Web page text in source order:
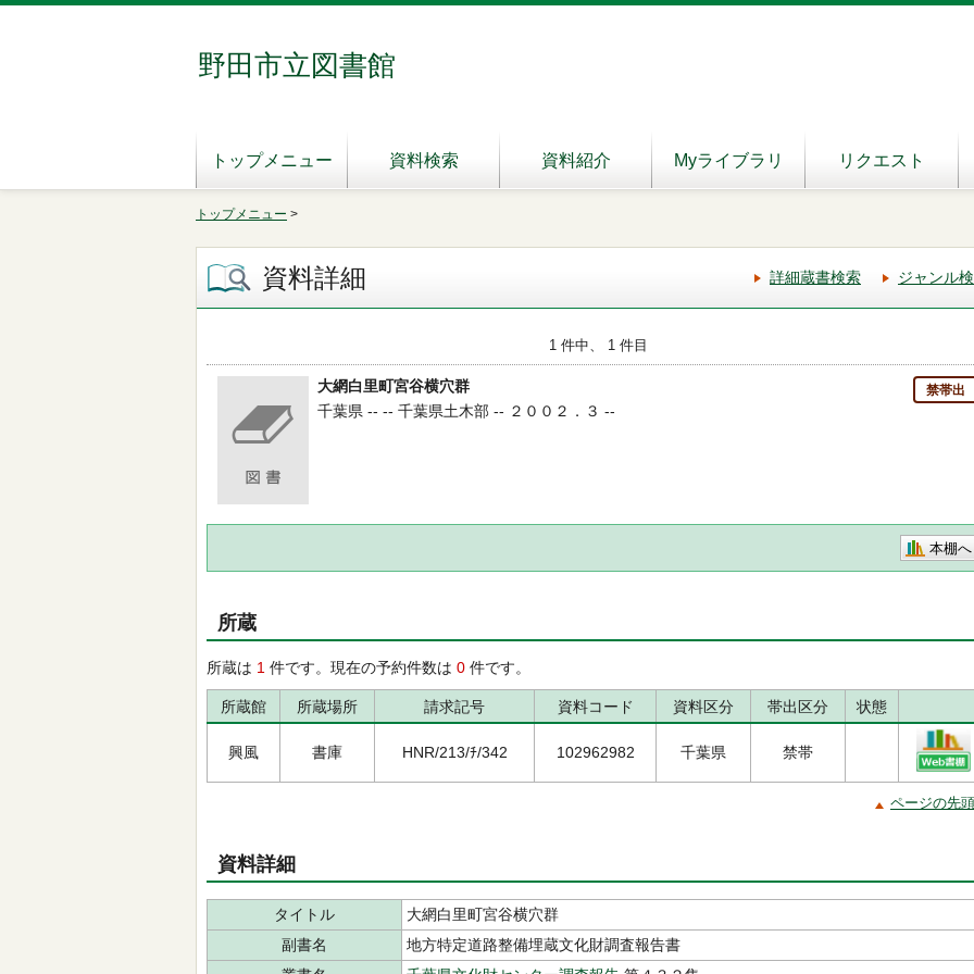
野田市立図書館
トップメニュー 資料検索 資料紹介 Myライブラリ リクエスト
トップメニュー >
資料詳細 詳細蔵書検索 ジャンル
1 件中、 1 件目
大網白里町宮谷横穴群 禁帯出
千葉県 -- -- 千葉県土木部 -- ２００２．３ --
本棚へ
所蔵
所蔵は 1 件です。現在の予約件数は 0 件です。
所蔵館 所蔵場所 請求記号 資料コード 資料区分 帯出区分 状態
興風 書庫 HNR/213/ﾁ/342 102962982 千葉県 禁帯
ページの先
資料詳細
タイトル
大網白里町宮谷横穴群
副書名
地方特定道路整備埋蔵文化財調査報告書